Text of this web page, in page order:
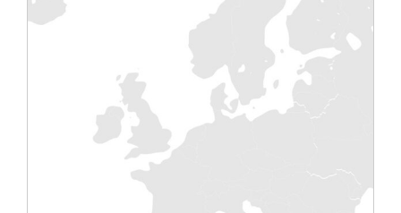
Rentaload
, in qualità di membro della
, offre banche di carica a
noleggio per progetti di parchi eolici. Grazie alla
vasta esperienza nel settore e alle partnership con
i principali attori del mercato, i tecnici e gli
ingegneri di Rentaload troveranno la soluzione di
test più adatta alle vostre esigenze.
Per qualsiasi domanda, contattateci: